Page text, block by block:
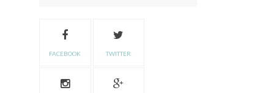
FACEBOOK TWITTER